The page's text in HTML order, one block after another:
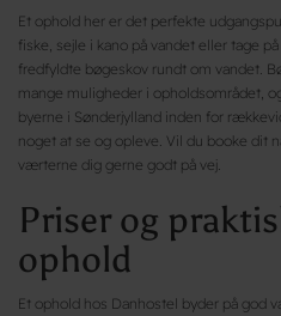
Et ophold her er det perfekte
fiske, sejle i kano på vandet eller tage
fredfyldte bøgeskov rundt om vandet.
mange muligheder i opholdsområdet,
byerne i Sønderjylland inden for
noget at se og opleve. Vil du booke dit
værterne dig gerne godt på vej.
Priser og
ophold
Et ophold hos Danhostel byder på god